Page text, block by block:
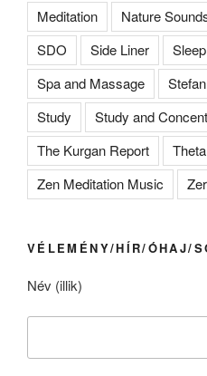
Meditation Nature
SDO
Side Liner Sleep
Spa and Massage
Study
Study and
The Kurgan Report
Theta
Zen Meditation Music
VÉLEMÉNY/HÍR/ÓHAJ/
Név (illik)